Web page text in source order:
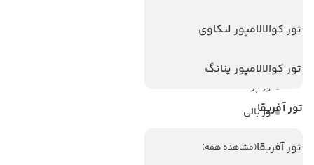
تور کوالالامپور لنکاوی
تور کوالالامپور پنانگ
تور آفریقا
تور آفریقا(مشاهده همه)
تور استانبول
تور آنتالیا
تور پوکت
تور بالی